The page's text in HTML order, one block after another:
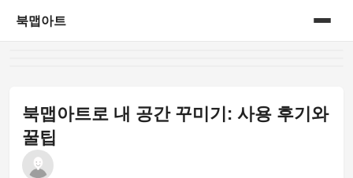
북맵아트
북맵아트로 내 공간 꾸미기: 사용 후기와
꿀팁